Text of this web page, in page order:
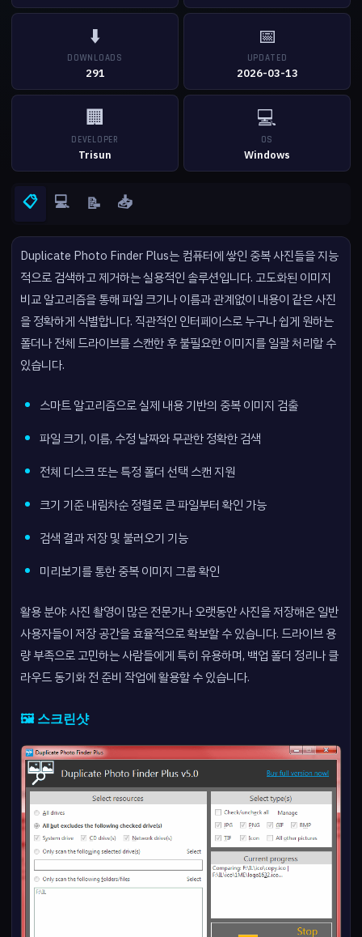
⬇️
DOWNLOADS
291
📅
UPDATED
2026-03-13
🏢
DEVELOPER
Trisun
💻
OS
Windows
📋 💻 📝 📥
Duplicate Photo Finder Plus는 컴퓨터에 쌓인 중복 사진들을 지능
적으로 검색하고 제거하는 실용적인 솔루션입니다. 고도화된 이미지
비교 알고리즘을 통해 파일 크기나 이름과 관계없이 내용이 같은 사진
을 정확하게 식별합니다. 직관적인 인터페이스로 누구나 쉽게 원하는
폴더나 전체 드라이브를 스캔한 후 불필요한 이미지를 일괄 처리할 수
있습니다.
스마트 알고리즘으로 실제 내용 기반의 중복 이미지 검출
파일 크기, 이름, 수정 날짜와 무관한 정확한 검색
전체 디스크 또는 특정 폴더 선택 스캔 지원
크기 기준 내림차순 정렬로 큰 파일부터 확인 가능
검색 결과 저장 및 불러오기 기능
미리보기를 통한 중복 이미지 그룹 확인
활용 분야: 사진 촬영이 많은 전문가나 오랫동안 사진을 저장해온 일반
사용자들이 저장 공간을 효율적으로 확보할 수 있습니다. 드라이브 용
량 부족으로 고민하는 사람들에게 특히 유용하며, 백업 폴더 정리나 클
라우드 동기화 전 준비 작업에 활용할 수 있습니다.
🖼️ 스크린샷